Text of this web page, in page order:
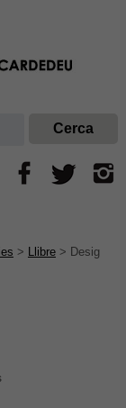
> Llibre> Desig